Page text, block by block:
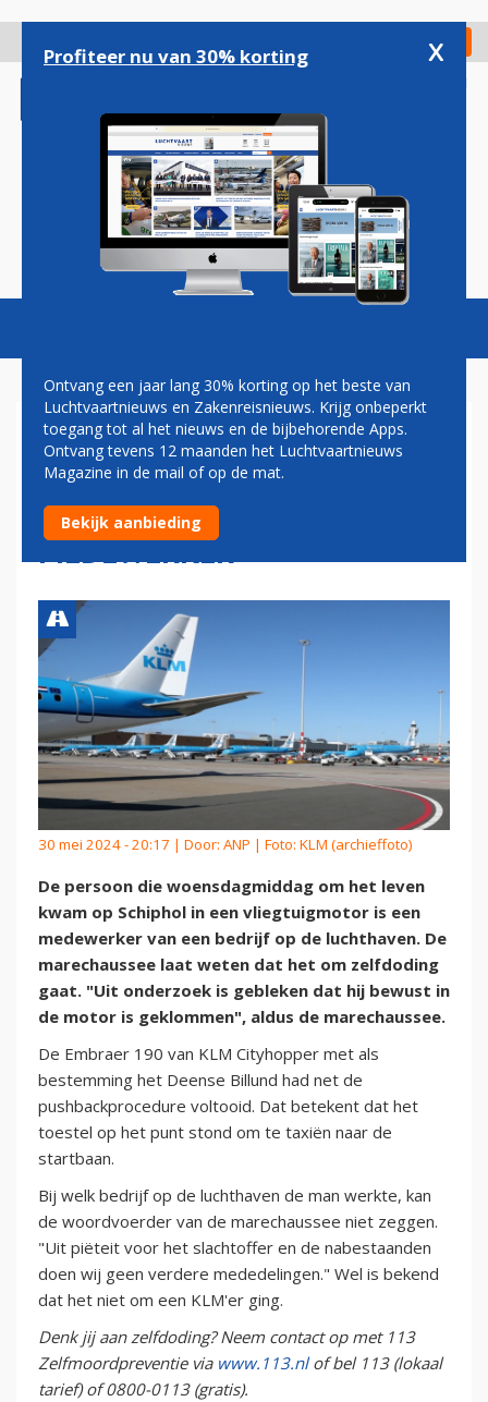
gaan
Check in
Magazine Podcasts Vacatures
INCIDENT MET
VLIEGTUIGMOTOR SCHIPHOL
WAS ZELFDODING DOOR
MEDEWERKER
30 mei 2024 - 20:17 | Door: ANP | Foto: KLM (archieffoto)
De persoon die woensdagmiddag om het leven
kwam op Schiphol in een vliegtuigmotor is een
medewerker van een bedrijf op de luchthaven. De
marechaussee laat weten dat het om zelfdoding
gaat. "Uit onderzoek is gebleken dat hij bewust in
de motor is geklommen", aldus de marechaussee.
De Embraer 190 van KLM Cityhopper met als
bestemming het Deense Billund had net de
pushbackprocedure voltooid. Dat betekent dat het
toestel op het punt stond om te taxiën naar de
startbaan.
Bij welk bedrijf op de luchthaven de man werkte, kan
de woordvoerder van de marechaussee niet zeggen.
"Uit piëteit voor het slachtoffer en de nabestaanden
doen wij geen verdere mededelingen." Wel is bekend
dat het niet om een KLM'er ging.
Denk jij aan zelfdoding? Neem contact op met 113
Zelfmoordpreventie via www.113.nlof bel 113 (lokaal
tarief) of 0800-0113 (gratis).
Profiteer nu van 30% korting x
Ontvang een jaar lang 30% korting op het beste van
Luchtvaartnieuws en Zakenreisnieuws. Krijg onbeperkt
toegang tot al het nieuws en de bijbehorende Apps.
Ontvang tevens 12 maanden het Luchtvaartnieuws
Magazine in de mail of op de mat.
Bekijk aanbieding